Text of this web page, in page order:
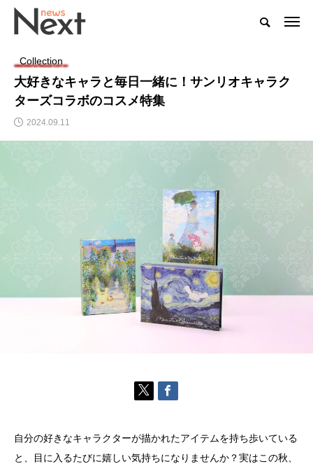
Collection
大好きなキャラと毎日一緒に！サンリオキャラク
ターズコラボのコスメ特集
2024.09.11
自分の好きなキャラクターが描かれたアイテムを持ち歩いている
と、目に入るたびに嬉しい気持ちになりませんか？実はこの秋、